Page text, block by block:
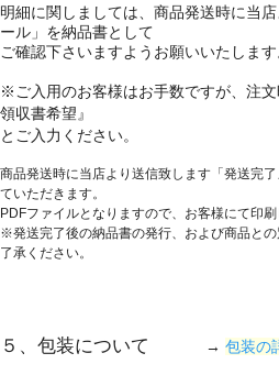
明細に関しましては、商品発送時に当
ール」を納品書として
ご確認下さいますようお願いいたします
※ご入用のお客様はお手数ですが、注
領収書希望』
とご入力ください。
商品発送時に当店より送信致します「発送完
ていただきます。
PDFファイルとなりますので、お客様にて印刷
※発送完了後の納品書の発行、および商品と
了承ください。
５、包装について → 包装の